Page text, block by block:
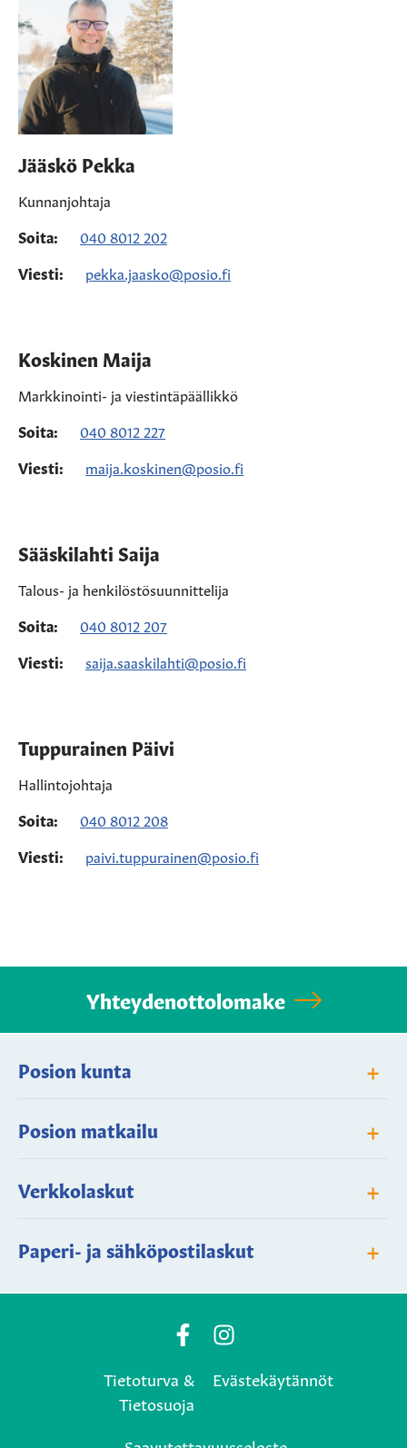
Jääskö Pekka
Kunnanjohtaja
Soita:
040 8012 202
Viesti:
pekka.jaasko@posio.fi
Koskinen Maija
Markkinointi- ja viestintäpäällikkö
Soita:
040 8012 227
Viesti:
maija.koskinen@posio.fi
Sääskilahti Saija
Talous- ja henkilöstösuunnittelija
Soita:
040 8012 207
Viesti:
saija.saaskilahti@posio.fi
Tuppurainen Päivi
Hallintojohtaja
Soita:
040 8012 208
Viesti:
paivi.tuppurainen@posio.fi
Yhteydenottolomake
Posion kunta +
Posion matkailu +
Verkkolaskut +
Paperi- ja sähköpostilaskut +
Posio
Facebook
page
Posio
Instagram
Tietoturva &
Tietosuoja
Evästekäytännöt